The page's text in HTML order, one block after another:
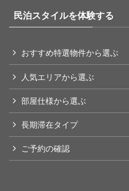
民泊スタイルを体験する
おすすめ特選物件から選ぶ
人気エリアから選ぶ
部屋仕様から選ぶ
長期滞在タイプ
ご予約の確認